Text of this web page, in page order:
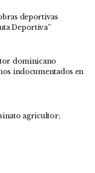
deportivas
Deportiva”
dominicano
indocumentados en
agricultor;